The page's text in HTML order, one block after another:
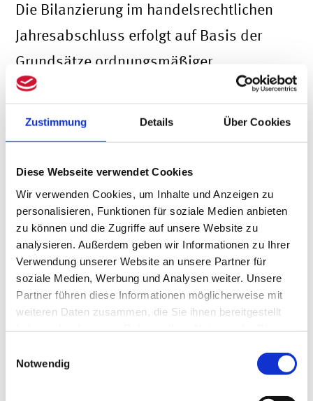
Zustimmung Details Über Cookies
Diese Webseite verwendet Cookies
Wir verwenden Cookies, um Inhalte und Anzeigen zu
personalisieren, Funktionen für soziale Medien anbieten
zu können und die Zugriffe auf unsere Website zu
analysieren. Außerdem geben wir Informationen zu Ihrer
Verwendung unserer Website an unsere Partner für
soziale Medien, Werbung und Analysen weiter. Unsere
Partner führen diese Informationen möglicherweise mit
weiteren Daten zusammen, die Sie ihnen bereitgestellt
Notwendig
Die Bilanzierung im handelsrechtlichen
Jahresabschluss erfolgt auf Basis der
Grundsätze ordnungsmäßiger
Buchführung (GoB), die in den
§§ 238
festgelegt sind. Die GoB
sind ein grundlegendes Prinzip der
Rechnungslegung und umfassen
verschiedene Bilanzierungsgrundsätze,
die sowohl formelle als auch materielle
Aspekte betreffen. Die wichtigsten
Bilanzierungsgrundsätze sind
Vollständigkeit, Richtigkeit und Klarheit.
Grundsatz der Vollständigkeit: Alle
Vermögensgegenstände und